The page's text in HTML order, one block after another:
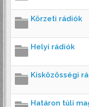
Körzeti rádiók
Helyi rádiók
Kisközösségi
Határon túli